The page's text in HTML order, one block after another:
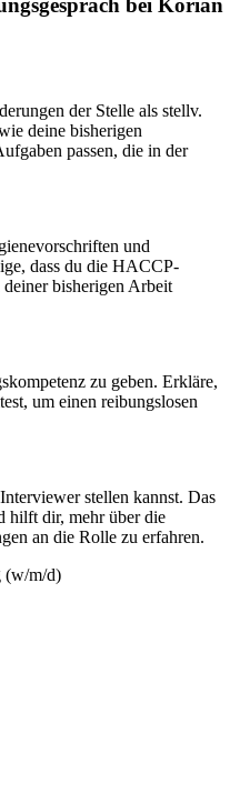
bei Korian
der Stelle als stellv.
deine bisherigen
passen, die in der
und
dass du die HACCP-
bisherigen Arbeit
zu geben. Erkläre,
um einen reibungslosen
stellen kannst. Das
hilft dir, mehr über die
an die Rolle zu erfahren.
(w/m/d)